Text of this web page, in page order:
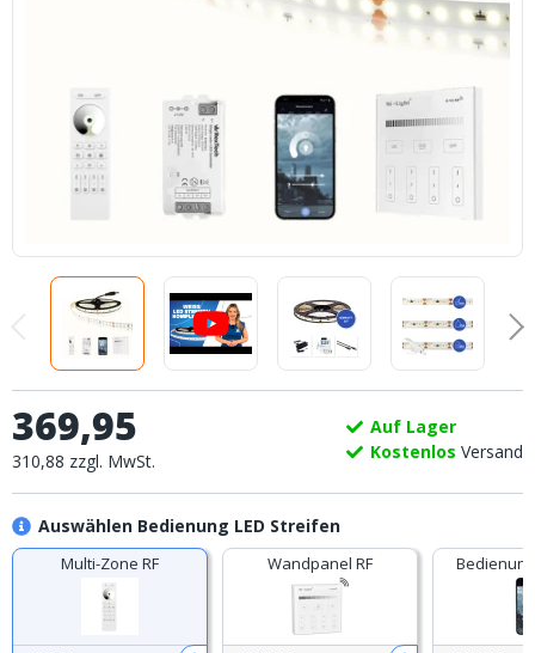
Auswählen Bedienung LED Streifen
Multi-Zone RF Wandpanel RF
369,95
310,88 zzgl. MwSt.
Auf Lager
Kostenlos Versand